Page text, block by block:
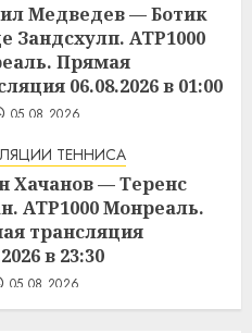
Медведев — Ботик
Зандсхулп. ATP1000
Прямая
06.08.2026 в 01:00
05.08.2026
ТЕННИСА
Хачанов — Теренс
ATP1000 Монреаль.
трансляция
в 23:30
05.08.2026